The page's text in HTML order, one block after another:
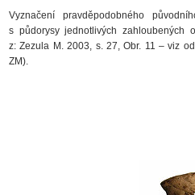
Vyznačení pravděpodobného
s půdorysy jednotlivých zahloubených
z: Zezula M. 2003, s. 27, Obr. 11 – viz
ZM).